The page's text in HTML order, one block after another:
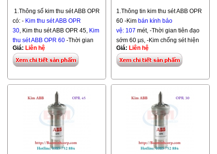
1.Thông số kim thu sét ABB OPR
có: - Kim thu sét ABB OPR
30 , Kim thu sét ABB OPR 45, Kim
thu sét ABB OPR 60 -Thời gian
tiên đạo sớm 30µs, Thời gian tiên
đạo sớm 45µs, Thời gian tiên
đạo sớm 60µs, -Kim chống sét
hiện đại phát tiên đạo sớm, -
60 Hãng ABB. Xuất xứ: Pháp
Giá: Liên hệ
1.Thông tin kim thu sét ABB OPR
60 -Kim bán kính bảo
vệ: 107 mét, -Thời gian tiên đạo
sớm 60 µs, -Kim chống sét hiện
đại phát tiên đạo sớm, -
Model: OPR 60. Hãng ABB. Xuất
xứ: Pháp
Giá: Liên hệ